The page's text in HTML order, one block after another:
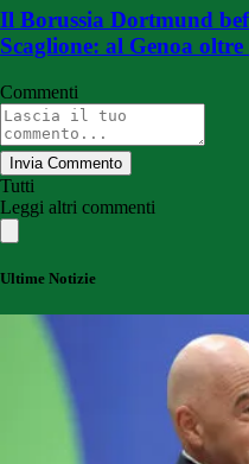
Il Borussia Dortmund
Scaglione: al Genoa
Commenti
Invia Commento
Tutti
Leggi altri commenti
Ultime Notizie